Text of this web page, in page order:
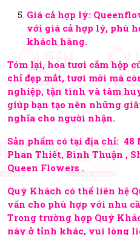
Giá cả hợp lý:
với giá cả hợp lý, phù
khách hàng.
Tóm lại, hoa tươi cắm hộp
chỉ đẹp mắt, tươi mới mà
nghiệp, tận tình và tâm
giúp bạn tạo nên những
nghĩa cho người nhận.
Sản phẩm có tại địa chỉ:
Phan Thiết, Bình Thuận ,
Queen Flowers .
Quý Khách có thể liên hệ
vấn cho phù hợp với nhu
Trong trường hợp Quý
này ở tỉnh khác, vui lòng